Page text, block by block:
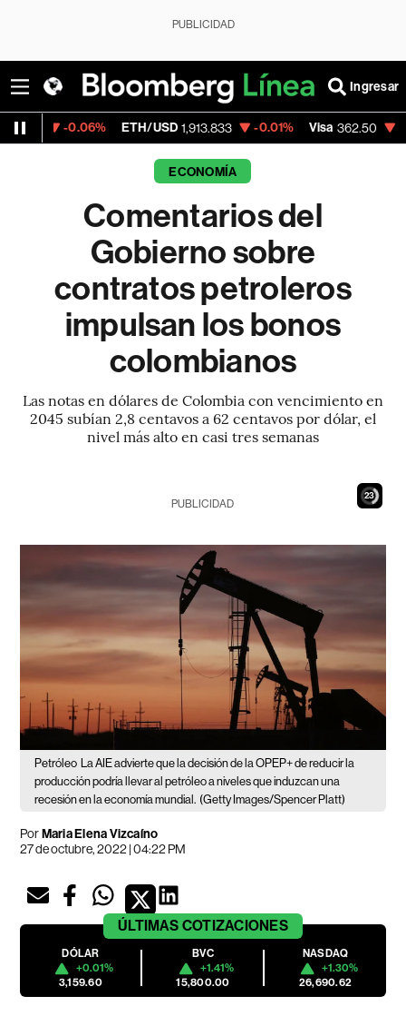
PUBLICIDAD
Ingresar
ETH/USD 1,913.833 -0.01% Visa 362.50 -2.15%
ECONOMÍA
Comentarios del
Gobierno sobre
contratos petroleros
impulsan los bonos
colombianos
Las notas en dólares de Colombia con vencimiento en
2045 subían 2,8 centavos a 62 centavos por dólar, el
nivel más alto en casi tres semanas
22
PUBLICIDAD
Petróleo La AIE advierte que la decisión de la OPEP+ de reducir la
producción podría llevar al petróleo a niveles que induzcan una
recesión en la economía mundial. (Getty Images/Spencer Platt)
PorMaria Elena Vizcaíno
27 de octubre, 2022 | 04:22 PM
ÚLTIMAS COTIZACIONES
DÓLAR
+0.01%
3,159.60
BVC
+1.41%
15,800.00
NASDAQ
+1.30%
26,690.62